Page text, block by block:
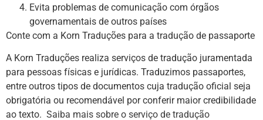
Evita problemas de comunicação com órgãos
governamentais de outros países
Conte com a Korn Traduções para a tradução de passaporte
A Korn Traduções realiza serviços de tradução juramentada
para pessoas físicas e jurídicas. Traduzimos passaportes,
entre outros tipos de documentos cuja tradução oficial seja
obrigatória ou recomendável por conferir maior credibilidade
ao texto. Saiba mais sobre o serviço de tradução